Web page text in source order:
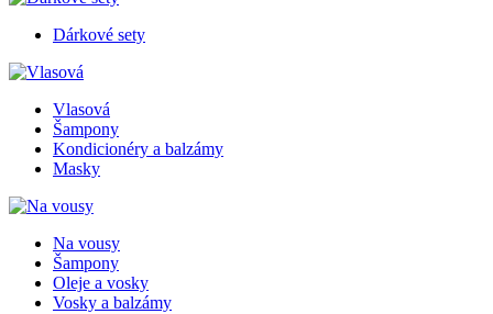
Dárkové sety
Vlasová
Šampony
Kondicionéry a balzámy
Masky
Na vousy
Šampony
Oleje a vosky
Vosky a balzámy